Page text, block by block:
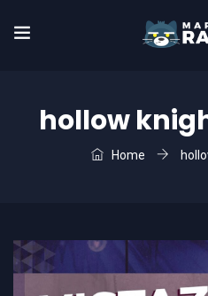
hollow
Home